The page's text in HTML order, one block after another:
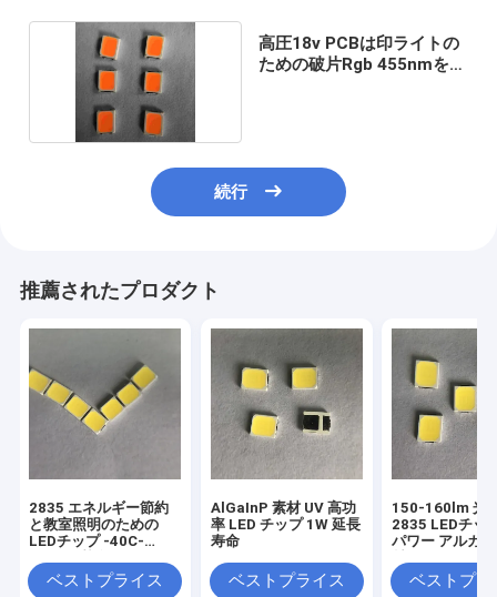
高圧18v PCBは印ライトの
ための破片Rgb 455nmを導
続行
推薦されたプロダクト
2835 エネルギー節約
と教室照明のための
LEDチップ -40C-
ベストプライス
AlGaInP 素材 UV 高功
率 LED チップ 1W 延長
寿命
ベストプライス
150-160lm 光
2835 LEDチッ
パワー アルガ
ベストプラ